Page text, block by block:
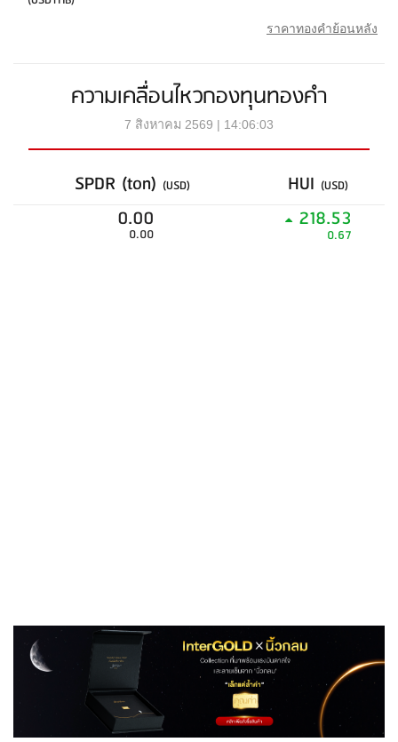
ราคาทองคำย้อนหลัง
ความเคลื่อนไหวกองทุนทองคำ
7 สิงหาคม 2569 | 14:06:03
SPDR (ton) (USD) HUI (USD)
0.00
0.00
218.53
0.67